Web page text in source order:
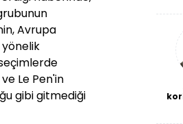
Avrupa
Le Pen'in
gibi gitmediği